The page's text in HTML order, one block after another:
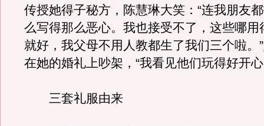
传授她得子秘方，陈慧琳大笑：“连我朋友
么写得那么恶心。我也接受不了，这些哪用
就好，我父母不用人教都生了我们三个啦。
在她的婚礼上吵架，“我看见他们玩得好开心
三套礼服由来